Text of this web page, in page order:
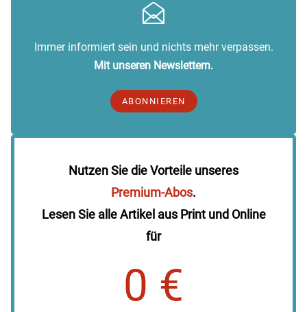
Immer informiert sein und nichts mehr verpassen.
Mit unseren Newslettern.
ABONNIEREN
Nutzen Sie die Vorteile unseres
Premium-Abos.
Lesen Sie alle Artikel aus Print und Online
für
0 €